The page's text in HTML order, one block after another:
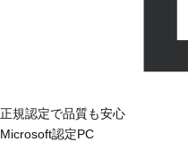
正規認定で品質も安心
Microsoft認定PC